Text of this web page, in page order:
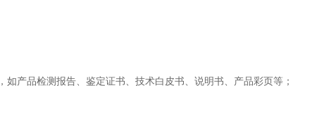
产品检测报告、鉴定证书、技术白皮书、说明书、产品彩页等；